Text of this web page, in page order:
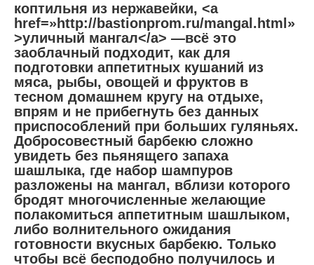
коптильня из нержавейки, <a
href=»http://bastionprom.ru/mangal.html»
>уличный мангал</a> —всё это
заоблачный подходит, как для
подготовки аппетитных кушаний из
мяса, рыбы, овощей и фруктов в
тесном домашнем кругу на отдыхе,
впрям и не прибегнуть без данных
приспособлений при больших гуляньях.
Добросовестный барбекю сложно
увидеть без пьянящего запаха
шашлыка, где набор шампуров
разложены на мангал, вблизи которого
бродят многочисленные желающие
полакомиться аппетитным шашлыком,
либо волнительного ожидания
готовности вкусных барбекю. Только
чтобы всё бесподобно получилось и